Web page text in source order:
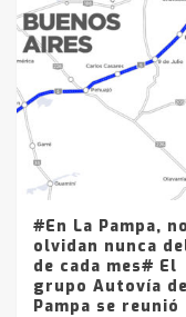
#En La Pampa,
olvidan nunca
de cada mes# El
grupo Autovía
Pampa se reunió